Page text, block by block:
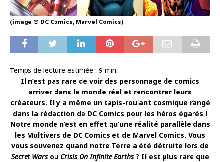
(image © DC Comics, Marvel Comics)
Temps de lecture estimée : 9 min.
Il n’est pas rare de voir des personnage de comics
arriver dans le monde réel et rencontrer leurs
créateurs. Il y a même un tapis-roulant cosmique rangé
dans la rédaction de DC Comics pour les héros égarés !
Notre monde n’est en effet qu’une réalité parallèle dans
les Multivers de DC Comics et de Marvel Comics. Vous
vous souvenez quand notre Terre a été détruite lors de
Secret Warsou Crisis On Infinite Earths? Il est plus rare que